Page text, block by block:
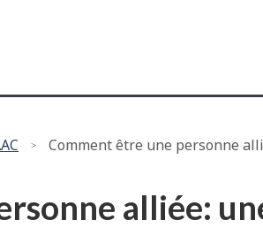
ce
Comment être une personne
alliée: